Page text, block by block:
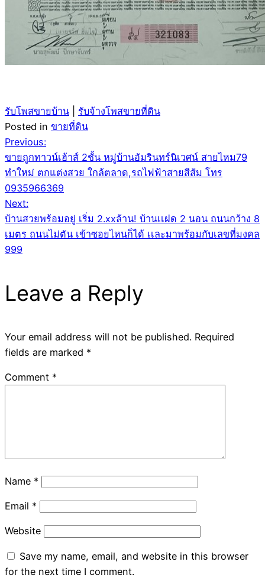
รับโพสขายบ้าน
รับจ้างโพสขายที่ดิน
Posted in ขายที่ดิน
Post
navigation
Previous:
ขายถูกทาวน์เฮ้าส์ 2ชั้น หมู่บ้านอัมรินทร์นิเวศน์ สายไหม79
ทำใหม่ ตกแต่งสวย ใกล้ตลาด,รถไฟฟ้าสายสีส้ม โทร
0935966369
Next:
บ้านสวยพร้อมอยู่ เริ่ม 2.xxล้าน! บ้านเเฝด 2 นอน ถนนกว้าง 8
เมตร ถนนไม่ตัน เข้าซอยไหนก็ได้ เเละมาพร้อมกับเลขที่มงคล
999
Leave a Reply
Your email address will not be published. Required
fields are marked *
Comment *
Name *
Email *
Website
Save my name, email, and website in this browser
for the next time I comment.